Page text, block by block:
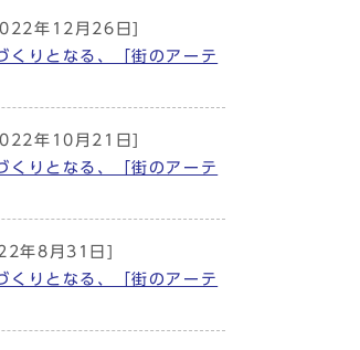
年12月26日]
くりとなる、「街のアーテ
年10月21日]
くりとなる、「街のアーテ
年8月31日]
くりとなる、「街のアーテ